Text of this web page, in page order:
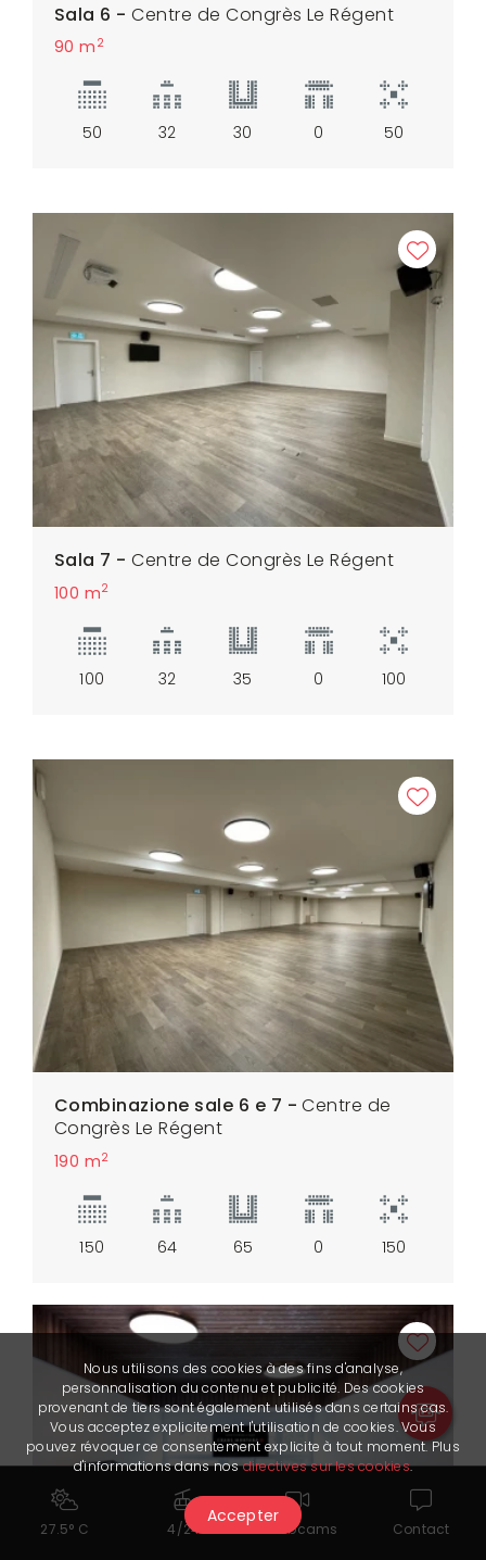
Sala 6 -Centre de Congrès Le Régent
90 m 2
50 32 30 0 50
Sala 7 -Centre de Congrès Le Régent
100 m2
100 32 35 0 100
Combinazione sale 6 e 7 -Centre de
Congrès Le Régent
190 m2
150 64 65 0 150
27.5° C 4/24 Webcams Contact
Nous utilisons des cookies à des fins d'analyse,
personnalisation du contenu et publicité. Des cookies
provenant de tiers sont également utilisés dans certains cas.
Vous acceptez explicitement l'utilisation de cookies. Vous
pouvez révoquer ce consentement explicite à tout moment. Plus
d'informations dans nosdirectives sur les cookies.
Accepter